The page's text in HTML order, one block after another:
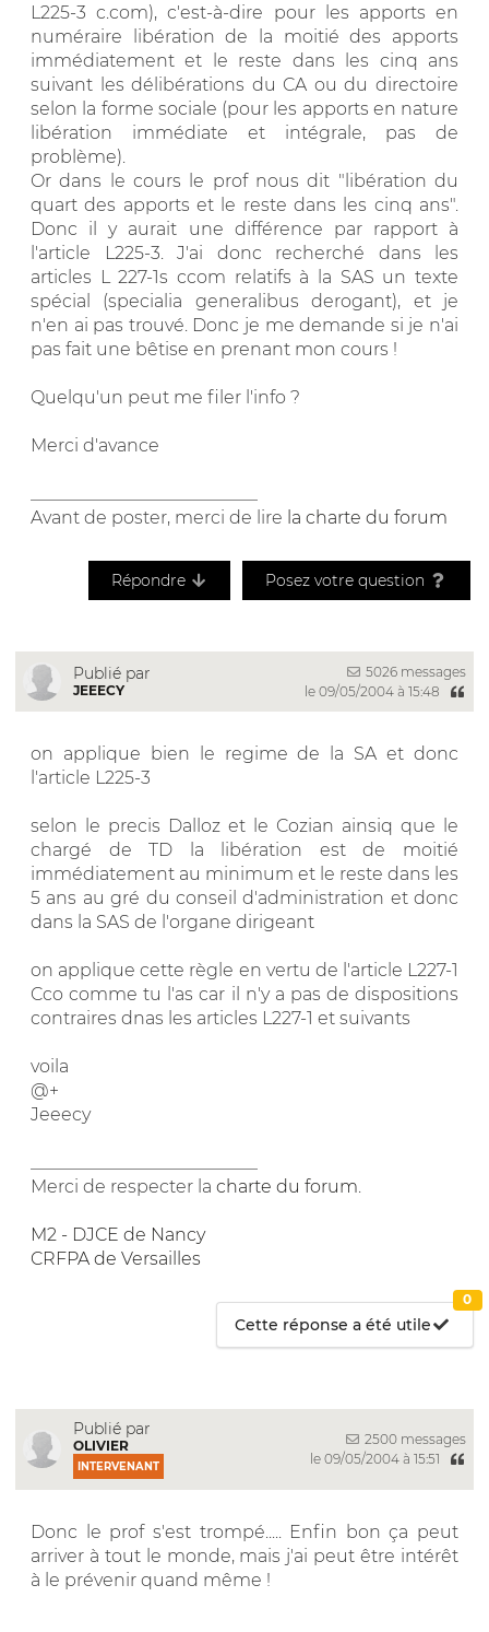
L225-3 c.com), c'est-à-dire pour les apports en
numéraire libération de la moitié des apports
immédiatement et le reste dans les cinq ans
suivant les délibérations du CA ou du directoire
selon la forme sociale (pour les apports en nature
libération immédiate et intégrale, pas de
problème).
Or dans le cours le prof nous dit "libération du
quart des apports et le reste dans les cinq ans".
Donc il y aurait une différence par rapport à
l'article L225-3. J'ai donc recherché dans les
articles L 227-1s ccom relatifs à la SAS un texte
spécial (specialia generalibus derogant), et je
n'en ai pas trouvé. Donc je me demande si je n'ai
pas fait une bêtise en prenant mon cours !
Quelqu'un peut me filer l'info ?
Merci d'avance
Avant de poster, merci de lire la charte du forum
Répondre Posez votre question
Publié par
JEEECY
5026 messages
le 09/05/2004 à 15:48
on applique bien le regime de la SA et donc
l'article L225-3
selon le precis Dalloz et le Cozian ainsiq que le
chargé de TD la libération est de moitié
immédiatement au minimum et le reste dans les
5 ans au gré du conseil d'administration et donc
dans la SAS de l'organe dirigeant
on applique cette règle en vertu de l'article L227-1
Cco comme tu l'as car il n'y a pas de dispositions
contraires dnas les articles L227-1 et suivants
voila
@+
Jeeecy
Merci de respecter la charte du forum
M2 - DJCE de Nancy
CRFPA de Versailles
Cette réponse a été utile
0
Publié par
OLIVIER
INTERVENANT
2500 messages
le 09/05/2004 à 15:51
Donc le prof s'est trompé..... Enfin bon ça peut
arriver à tout le monde, mais j'ai peut être intérêt
à le prévenir quand même !